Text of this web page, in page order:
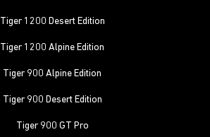
Tiger 1200 Desert Edition
Tiger 1200 Alpine Edition
Tiger 900 Alpine Edition
Tiger 900 Desert Edition
Tiger 900 GT Pro